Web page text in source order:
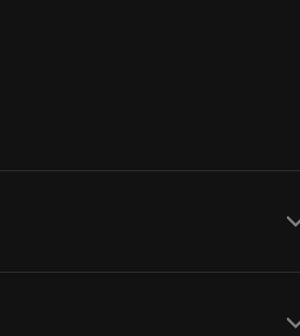
アルタイムでのUSD価
格は需要と供給、およ